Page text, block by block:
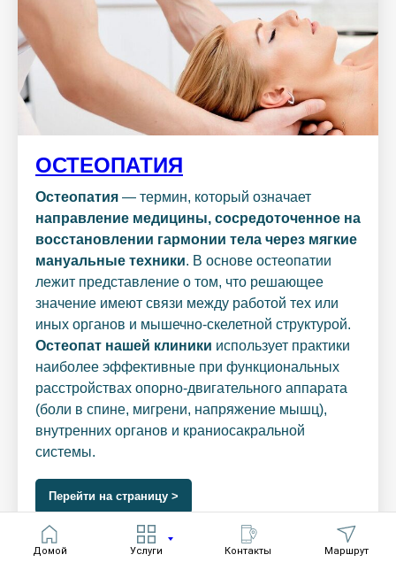
ОСТЕОПАТИЯ
Остеопатия — термин, который означает
направление медицины, сосредоточенное на
восстановлении гармонии тела через мягкие
мануальные техники. В основе остеопатии
лежит представление о том, что решающее
значение имеют связи между работой тех или
иных органов и мышечно-скелетной структурой.
Остеопат нашей клиники использует практики
наиболее эффективные при функциональных
расстройствах опорно-двигательного аппарата
(боли в спине, мигрени, напряжение мышц),
внутренних органов и краниосакральной
системы.
Перейти на страницу >
Домой Услуги Контакты Маршрут